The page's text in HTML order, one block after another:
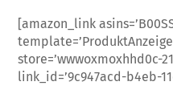
[amazon_link
store=’wwwoxmoxhhd0c-
link_id=’9c947acd-b4eb-